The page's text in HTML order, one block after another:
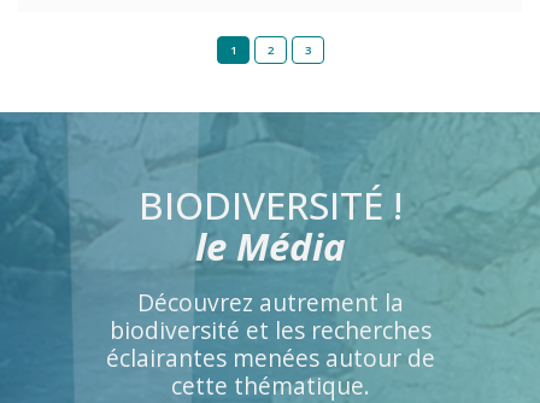
1 2 3
BIODIVERSITÉ !
le Média
Découvrez autrement la
biodiversité et les recherches
éclairantes menées autour de
cette thématique.